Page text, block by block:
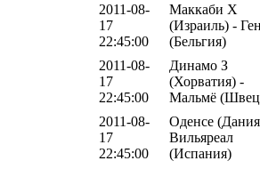
2011-08-
17
22:45:00
Маккаби Х
(Израиль) -
(Бельгия)
2011-08-
17
22:45:00
Динамо З
(Хорватия) -
Мальмё
2011-08-
17
22:45:00
Оденсе
Вильяреал
(Испания)